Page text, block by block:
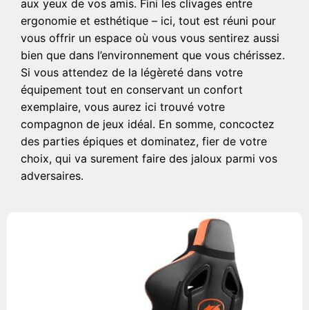
aux yeux de vos amis. Fini les clivages entre
ergonomie et esthétique – ici, tout est réuni pour
vous offrir un espace où vous vous sentirez aussi
bien que dans l’environnement que vous chérissez.
Si vous attendez de la légèreté dans votre
équipement tout en conservant un confort
exemplaire, vous aurez ici trouvé votre
compagnon de jeux idéal. En somme, concoctez
des parties épiques et dominatez, fier de votre
choix, qui va surement faire des jaloux parmi vos
adversaires.